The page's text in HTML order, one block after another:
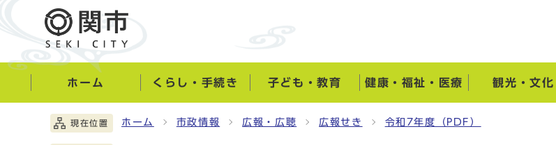
ホーム くらし・手続き 子ども・教育 健康・福祉・医療 観光・文化
現在位置 ホーム 市政情報 広報・広聴 広報せき 令和7年度（PDF）